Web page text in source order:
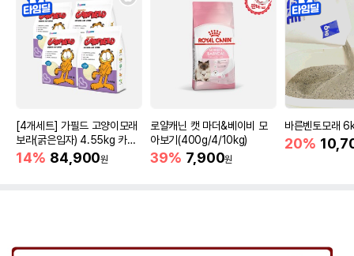
[4개세트] 가필드 고양이모래
보라(굵은입자) 4.55kg 카사
바모래
14% 84,900원
로얄캐닌 캣 마더&베이비 모
아보기(400g/4/10kg)
39% 7,900원
바른벤토모래
20%